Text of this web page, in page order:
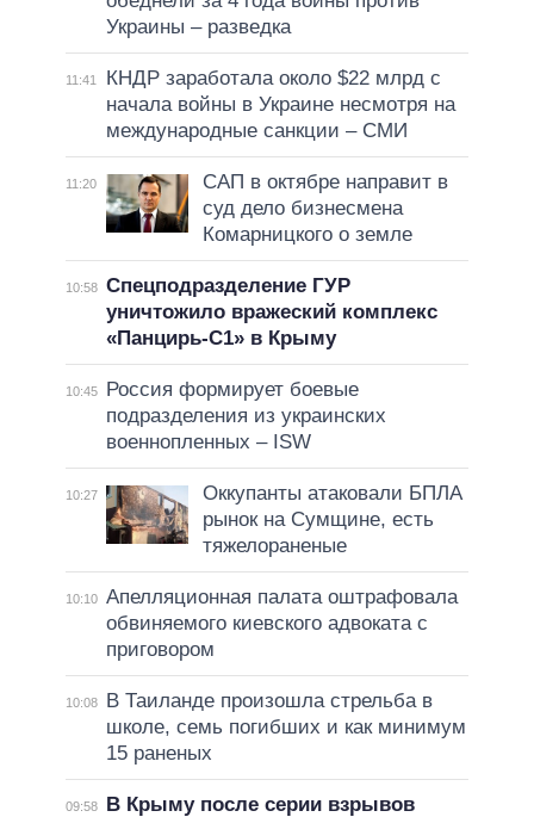
Украины – разведка
11:41
КНДР заработала около $22 млрд с
начала войны в Украине несмотря на
международные санкции – СМИ
11:20
САП в октябре направит в
суд дело бизнесмена
Комарницкого о земле
10:58 Спецподразделение ГУР
уничтожило вражеский комплекс
«Панцирь-С1» в Крыму
10:45
Россия формирует боевые
подразделения из украинских
военнопленных – ISW
10:27
Оккупанты атаковали БПЛА
рынок на Сумщине, есть
тяжелораненые
10:10 Апелляционная палата оштрафовала
обвиняемого киевского адвоката с
приговором
10:08
В Таиланде произошла стрельба в
школе, семь погибших и как минимум
15 раненых
09:58
В Крыму после серии взрывов